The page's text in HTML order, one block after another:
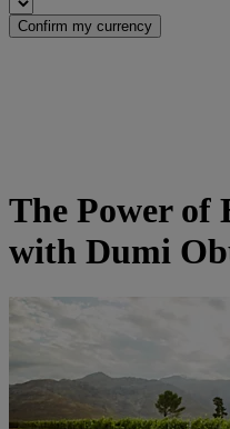
Confirm my currency
The Power of
with Dumi